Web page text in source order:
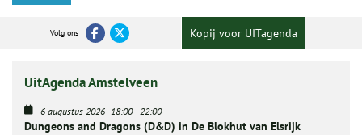
Volg ons Kopij voor UITagenda
UitAgenda Amstelveen
6 augustus 2026 18:00-22:00
Dungeons and Dragons (D&D) in De Blokhut van Elsrijk